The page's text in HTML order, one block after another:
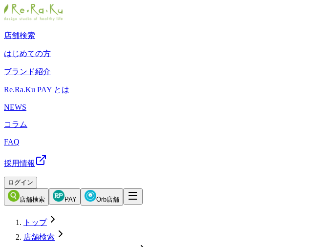
店舗検索
はじめての方
ブランド紹介
Re.Ra.Ku PAY とは
NEWS
コラム
FAQ
採用情報
ログイン
店舗検索 PAY Orb店舗
トップ
店舗検索